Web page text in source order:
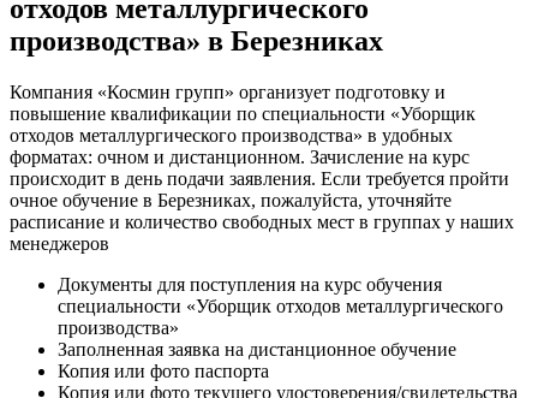
отходов металлургического
производства» в Березниках
Компания «Космин групп» организует подготовку и
повышение квалификации по специальности «Уборщик
отходов металлургического производства» в удобных
форматах: очном и дистанционном. Зачисление на курс
происходит в день подачи заявления. Если требуется пройти
очное обучение в Березниках, пожалуйста, уточняйте
расписание и количество свободных мест в группах у наших
менеджеров
Документы для поступления на курс обучения
специальности «Уборщик отходов металлургического
производства»
Заполненная заявка на дистанционное обучение
Копия или фото паспорта
Копия или фото текущего удостоверения/свидетельства